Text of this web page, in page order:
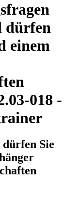
dürfen
einem
018 -
dürfen Sie